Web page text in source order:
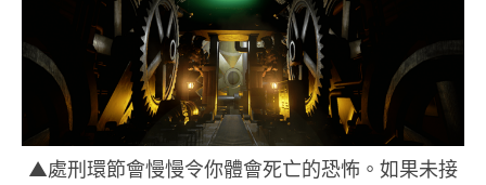
▲處刑環節會慢慢令你體會死亡的恐怖。如果未接